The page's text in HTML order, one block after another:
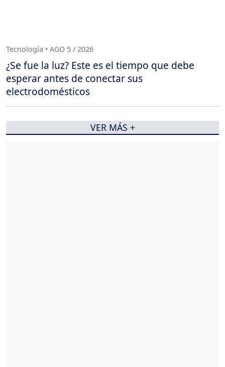
Tecnología • AGO 5 / 2026
¿Se fue la luz? Este es el tiempo que debe
esperar antes de conectar sus
electrodomésticos
VER MÁS +